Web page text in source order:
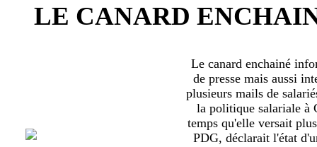
LE CANARD
Le canard enchainé
de presse mais aussi
plusieurs mails de
la politique salariale à
temps qu'elle versait
PDG, déclarait l'état